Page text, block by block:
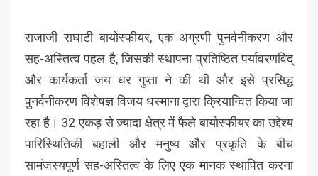
राजाजी राघाटी बायोस्फीयर, एक अग्रणी पुनर्वनीकरण और
सह-अस्तित्व पहल है, जिसकी स्थापना प्रतिष्ठित पर्यावरणविद्
और कार्यकर्ता जय धर गुप्ता ने की थी और इसे प्रसिद्ध
पुनर्वनीकरण विशेषज्ञ विजय धस्माना द्वारा क्रियान्वित किया जा
रहा है। 32 एकड़ से ज़्यादा क्षेत्र में फैले बायोस्फीयर का उद्देश्य
पारिस्थितिकी बहाली और मनुष्य और प्रकृति के बीच
सामंजस्यपूर्ण सह-अस्तित्व के लिए एक मानक स्थापित करना